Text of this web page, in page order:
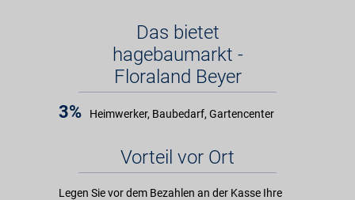
Das bietet
hagebaumarkt -
Floraland Beyer
3% Heimwerker, Baubedarf, Gartencenter
Vorteil vor Ort
Legen Sie vor dem Bezahlen an der Kasse Ihre